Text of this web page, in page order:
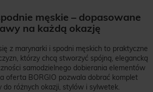
męskie – dopasowane
na każdą okazję
z marynarki i spodni męskich to praktyczne
którzy chcą stworzyć spójną, elegancką
samodzielnego dobierania elementów
oferta BORGIO pozwala dobrać komplet
do różnych okazji, stylów i sylwetek.